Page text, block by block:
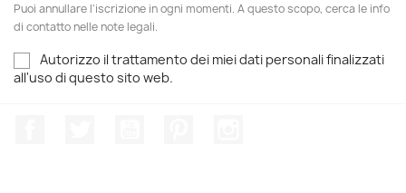
Puoi annullare l'iscrizione in ogni momenti. A questo scopo, cerca le info
di contatto nelle note legali.
Autorizzo il trattamento dei miei dati personali finalizzati
all'uso di questo sito web.